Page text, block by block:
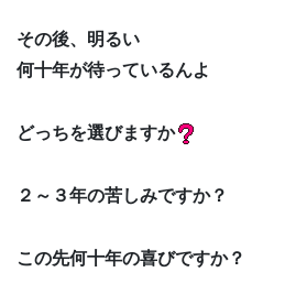
その後、明るい
何十年が待っているんよ
どっちを選びますか
２～３年の苦しみですか？
この先何十年の喜びですか？